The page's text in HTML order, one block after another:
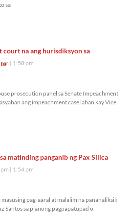
sa
court na ang hurisdiksyon sa
1:58 pm
prosecution panel sa Senate Impeachment
ang impeachment case laban kay Vice
matinding panganib ng Pax Silica
1:54 pm
pag-aaral at malalim na pananaliksik
Santos sa planong pagpapatupad o